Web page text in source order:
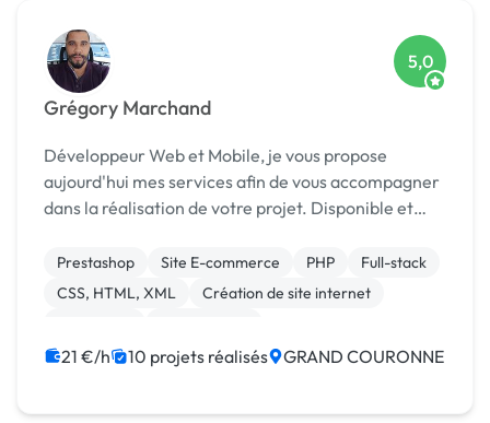
Grégory Marchand
5,0
Développeur Web et Mobile, je vous propose
aujourd'hui mes services afin de vous accompagner
dans la réalisation de votre projet. Disponible et
moins d'une heure.
Prestashop Site E-commerce PHP
Full-stack
CSS, HTML, XML
Création de site internet
21 €/h 10 projets réalisés GRAND COURONNE